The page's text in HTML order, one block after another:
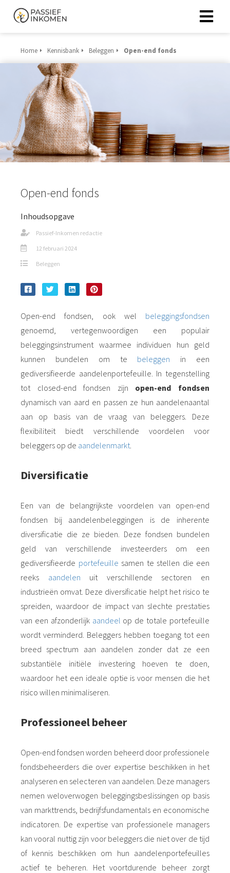
Home Kennisbank Beleggen Open-end fonds
Open-end fonds
Inhoudsopgave
Passief-Inkomen redactie
12 februari 2024
Beleggen
Open-end fondsen, ook wel beleggingsfondsen
genoemd, vertegenwoordigen een populair
beleggingsinstrument waarmee individuen hun geld
kunnen bundelen om te beleggen in een
gediversifieerde aandelenportefeuille. In tegenstelling
tot closed-end fondsen zijn open-end fondsen
dynamisch van aard en passen ze hun aandelenaantal
aan op basis van de vraag van beleggers. Deze
flexibiliteit biedt verschillende voordelen voor
beleggers op de aandelenmarkt
Diversificatie
Een van de belangrijkste voordelen van open-end
fondsen bij aandelenbeleggingen is de inherente
diversificatie die ze bieden. Deze fondsen bundelen
geld van verschillende investeerders om een
gediversifieerde portefeuille samen te stellen die een
reeks aandelen uit verschillende sectoren en
industrieën omvat. Deze diversificatie helpt het risico te
spreiden, waardoor de impact van slechte prestaties
van een afzonderlijk aandeel op de totale portefeuille
wordt verminderd. Beleggers hebben toegang tot een
breed spectrum aan aandelen zonder dat ze een
substantiële initiële investering hoeven te doen,
waardoor het een ideale optie is voor mensen die het
risico willen minimaliseren.
Professioneel beheer
Open-end fondsen worden beheerd door professionele
fondsbeheerders die over expertise beschikken in het
analyseren en selecteren van aandelen. Deze managers
nemen weloverwogen beleggingsbeslissingen op basis
van markttrends, bedrijfsfundamentals en economische
indicatoren. De expertise van professionele managers
kan vooral nuttig zijn voor beleggers die niet over de tijd
of kennis beschikken om hun aandelenportefeuilles
actief te beheren. Het voortdurende beheer zorgt